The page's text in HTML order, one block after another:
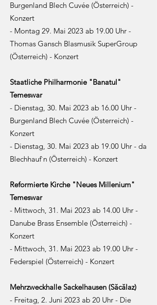
Burgenland Blech Cuvée (Österreich) -
Konzert
- Montag 29. Mai 2023 ab 19.00 Uhr -
Thomas Gansch Blasmusik SuperGroup
(Österreich) - Konzert
Staatliche Philharmonie "Banatul"
Temeswar
- Dienstag, 30. Mai 2023 ab 16.00 Uhr -
Burgenland Blech Cuvée (Österreich) -
Konzert
- Dienstag, 30. Mai 2023 ab 19.00 Uhr - da
Blechhauf`n (Österreich) - Konzert
Reformierte Kirche "Neues Millenium"
Temeswar
- Mittwoch, 31. Mai 2023 ab 14.00 Uhr -
Danube Brass Ensemble (Österreich) -
Konzert
- Mittwoch, 31. Mai 2023 ab 19.00 Uhr -
Federspiel (Österreich) - Konzert
Mehrzweckhalle Sackelhausen (Săcălaz)
- Freitag, 2. Juni 2023 ab 20 Uhr - Die